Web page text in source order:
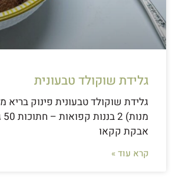
גלידת שוקולד טבעונית
אבקת קקאו
קרא עוד »